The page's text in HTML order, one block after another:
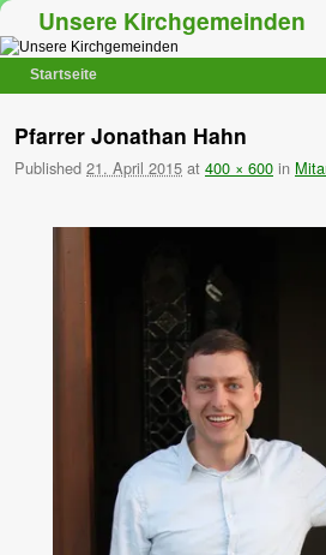
Unsere Kirchgemeinden
Startseite
Pfarrer Jonathan Hahn
Published 21. April 2015 at 400 × 600 in